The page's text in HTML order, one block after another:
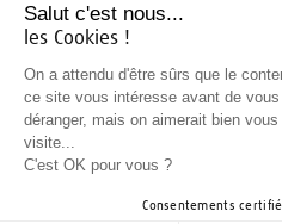
Salut c'est nous...
les Cookies !
On a attendu d'être sûrs que le
ce site vous intéresse avant de vous
déranger, mais on aimerait bien
visite...
C'est OK pour vous ?
Consentements